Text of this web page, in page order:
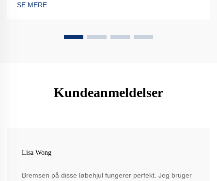
SE MERE
Kundeanmeldelser
Lisa Wong
Bremsen på disse løbehjul fungerer perfekt. Jeg bruger